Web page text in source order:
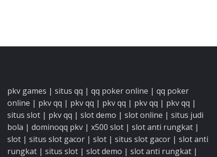
pkv games | situs qq | qq poker online | qq poker
online | pkv qq | pkv qq | pkv qq | pkv qq | pkv qq |
situs slot | pkv qq | slot demo | slot online | situs judi
bola | dominoqq pkv | x500 slot | slot anti rungkat |
slot | situs slot gacor | slot | situs slot gacor | slot anti
rungkat | situs slot | slot demo | slot anti rungkat |